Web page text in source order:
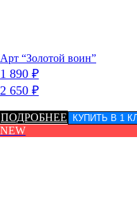
Арт “Золотой воин”
1 890 ₽
2 650 ₽
ПОДРОБНЕЕ КУПИТЬ В 1
NEW